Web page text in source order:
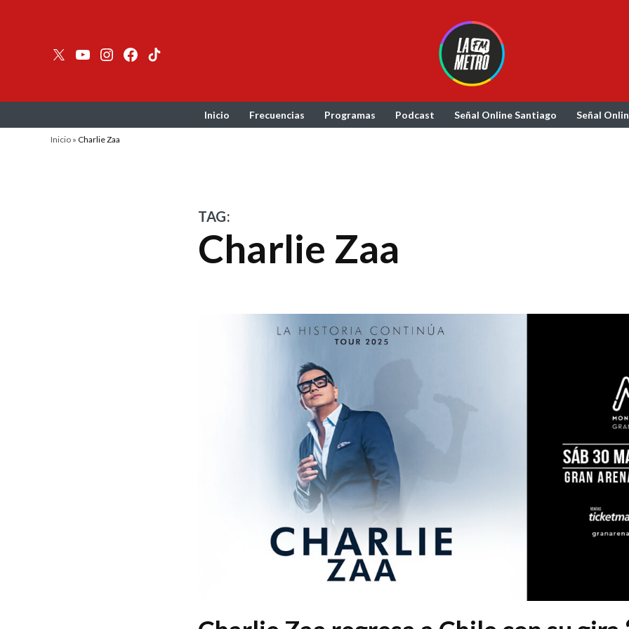
TwitterYouTube
Instagram
facebook
TikTok
Inicio Frecuencias Programas Podcast Señal Online Santiago Señal
Inicio » Charlie Zaa
TAG:
Charlie Zaa